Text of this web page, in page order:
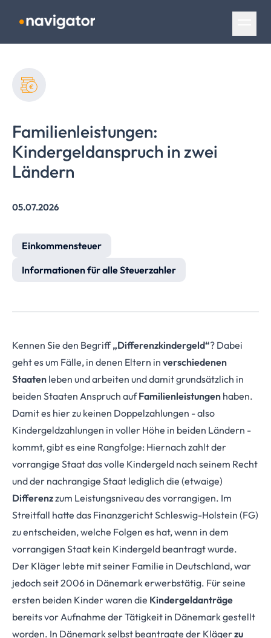
Navigation überspringen
Familienleistungen:
Kindergeldanspruch in zwei
Ländern
05.07.2026
Einkommensteuer
Informationen für alle Steuerzahler
Kennen Sie den Begriff„Differenzkindergeld“? Dabei
geht es um Fälle, in denen Eltern in verschiedenen
Staaten leben und arbeiten und damit grundsätzlich in
beiden Staaten Anspruch aufFamilienleistungen haben.
Damit es hier zu keinen Doppelzahlungen - also
Kindergeldzahlungen in voller Höhe in beiden Ländern -
kommt, gibt es eine Rangfolge: Hiernach zahlt der
vorrangige Staat das volle Kindergeld nach seinem Recht
und der nachrangige Staat lediglich die (etwaige)
Differenzzum Leistungsniveau des vorrangigen. Im
Streitfall hatte das Finanzgericht Schleswig-Holstein (FG)
zu entscheiden, welche Folgen es hat, wenn in dem
vorrangigen Staat kein Kindergeld beantragt wurde.
Der Kläger lebte mit seiner Familie in Deutschland, war
jedoch seit 2006 in Dänemark erwerbstätig. Für seine
ersten beiden Kinder waren die Kindergeldanträge
bereits vor Aufnahme der Tätigkeit in Dänemark gestellt
worden. In Dänemark selbst beantragte der Klägerzu